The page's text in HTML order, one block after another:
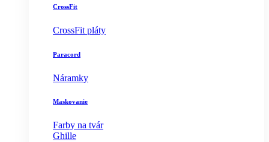
CrossFit
CrossFit pláty
Paracord
Náramky
Maskovanie
Farby na tvár
Ghille